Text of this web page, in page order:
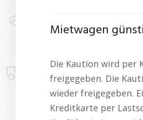
Mietwagen
Die Kaution wird per
freigegeben. Die
wieder freigegeben.
Kreditkarte per